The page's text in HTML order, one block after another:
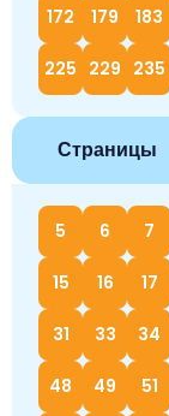
172 179 183
225 229 235
Страницы
5 6 7
15 16 17
31 33 34
48 49 51